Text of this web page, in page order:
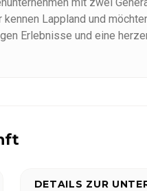
Lappland und
Erlebnisse und eine
DETAILS ZUR